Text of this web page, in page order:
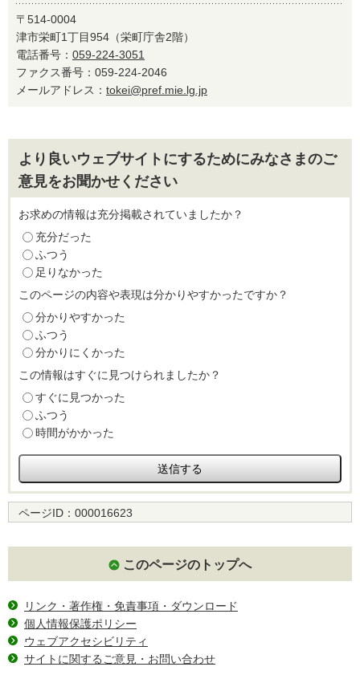
〒514-0004
津市栄町1丁目954（栄町庁舎2階）
電話番号： 059-224-3051
ファクス番号：059-224-2046
メールアドレス： tokei@pref.mie.lg.jp
より良いウェブサイトにするためにみなさまのご
意見をお聞かせください
お求めの情報は充分掲載されていましたか？
充分だった
ふつう
足りなかった
このページの内容や表現は分かりやすかったですか？
分かりやすかった
ふつう
分かりにくかった
この情報はすぐに見つけられましたか？
すぐに見つかった
ふつう
時間がかかった
ページID： 000016623
このページのトップへ
リンク・著作権・免責事項・ダウンロード
個人情報保護ポリシー
ウェブアクセシビリティ
サイトに関するご意見・お問い合わせ